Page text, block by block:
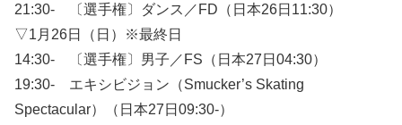
21:30- 〔選手権〕ダンス／FD（日本26日11:30）
▽1月26日（日）※最終日
14:30- 〔選手権〕男子／FS（日本27日04:30）
19:30- エキシビジョン（Smucker’s Skating
Spectacular）（日本27日09:30-）